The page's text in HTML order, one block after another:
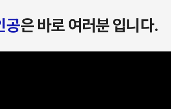
공은 바로 여러분 입니다.